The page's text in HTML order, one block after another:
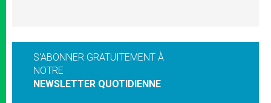
S'ABONNER GRATUITEMENT À
NOTRE
NEWSLETTER QUOTIDIENNE